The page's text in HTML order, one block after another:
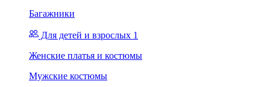
Багажники
Для детей и взрослых 1
Женские платья и костюмы
Мужские костюмы